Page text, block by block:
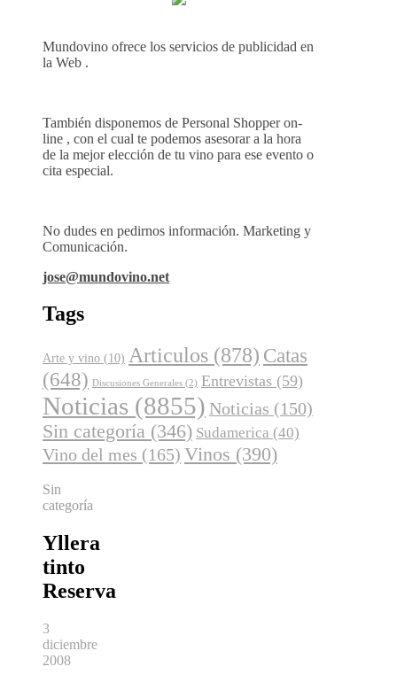
Mundovino ofrece los servicios de publicidad en
la Web .
También disponemos de Personal Shopper on-
line , con el cual te podemos asesorar a la hora
de la mejor elección de tu vino para ese evento o
cita especial.
No dudes en pedirnos información. Marketing y
Comunicación.
jose@mundovino.net
Tags
Arte y vino (10) Articulos (878) Catas
(648) Discusiones Generales (2) Entrevistas (59)
Noticias (8855) Noticias (150)
Sin categoría (346) Sudamerica (40)
Vino del mes (165) Vinos (390)
Sin
categoría
Yllera
tinto
Reserva
3
diciembre
2008